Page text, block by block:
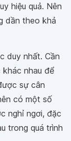
hiệu quả. Nên
dần theo khả
duy nhất. Cần
khác nhau để
sự cân
có một số
nghỉ ngơi, đặc
trong quá trình